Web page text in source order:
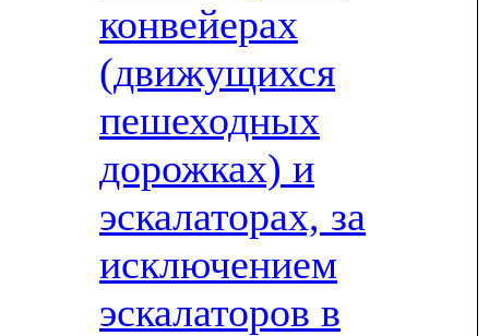
конвейерах
(движущихся
пешеходных
дорожках) и
эскалаторах, за
исключением
эскалаторов в